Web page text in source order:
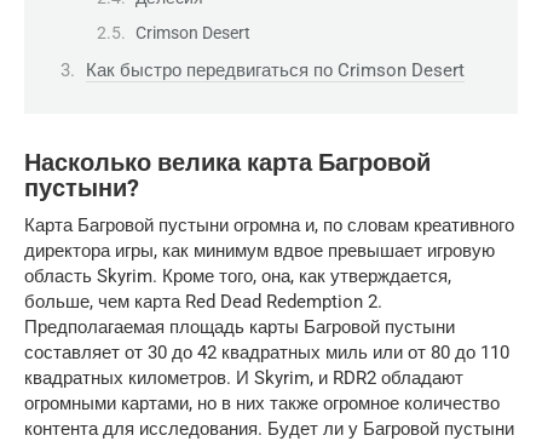
Crimson Desert
Как быстро передвигаться по Crimson Desert
Насколько велика карта Багровой
пустыни?
Карта Багровой пустыни огромна и, по словам креативного
директора игры, как минимум вдвое превышает игровую
область Skyrim. Кроме того, она, как утверждается,
больше, чем карта Red Dead Redemption 2.
Предполагаемая площадь карты Багровой пустыни
составляет от 30 до 42 квадратных миль или от 80 до 110
квадратных километров. И Skyrim, и RDR2 обладают
огромными картами, но в них также огромное количество
контента для исследования. Будет ли у Багровой пустыни